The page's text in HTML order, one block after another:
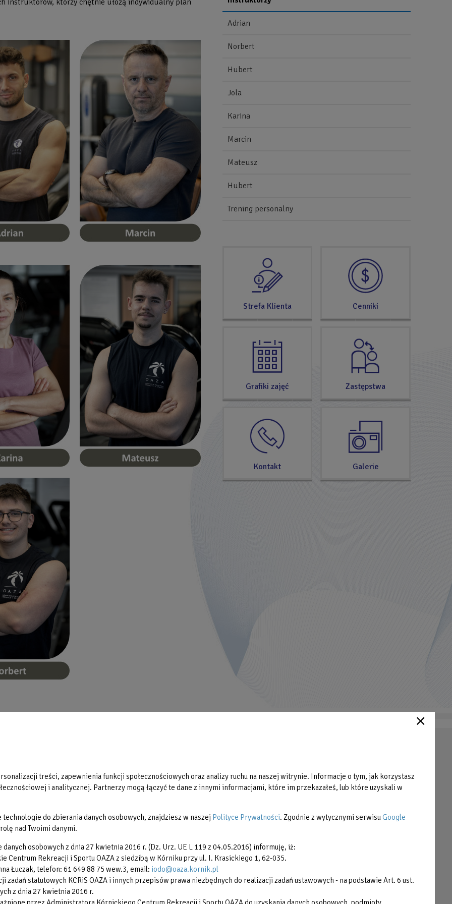
instruktorów, którzy chętnie ułożą indywidualny plan
Adrian
Norbert
Hubert
Jola
Karina
Marcin
Mateusz
Hubert
Trening personalny
SPRAWDŹ
TERAZ
Strefa Klienta Cenniki
Grafiki zajęć Zastępstwa
Kontakt Galerie
Regulaminy
Rodzina 3+
Grafiki zajęć
Praca
Plany postępowań
Deklaracja dostępności cyfrowej
treści, zapewnienia funkcji społecznościowych oraz analizy ruchu na naszej witrynie. Informacje o tym, jak korzystasz
i analitycznej. Partnerzy mogą łączyć te dane z innymi informacjami, które im przekazałeś, lub które uzyskali w
do zbierania danych osobowych, znajdziesz w naszej Polityce Prywatności. Zgodnie z wytycznymi serwisuGoogle
nad Twoimi danymi.
osobowych z dnia 27 kwietnia 2016 r. (Dz. Urz. UE L 119 z 04.05.2016) informuję, iż:
Rekreacji i Sportu OAZA z siedzibą w Kórniku przy ul. I. Krasickiego 1, 62-035.
Łuczak, telefon: 61 649 88 75 wew.3, email: iodo@oaza.kornik.pl
statutowych KCRiS OAZA i innych przepisów prawa niezbędnych do realizacji zadań ustawowych - na podstawie Art. 6 ust.
z dnia 27 kwietnia 2016 r.